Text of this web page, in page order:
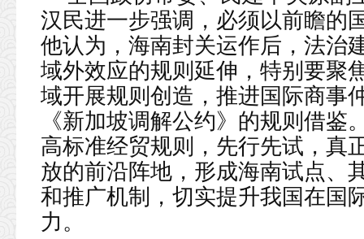
汉民进一步强调，必须以前瞻的
他认为，海南封关运作后，法治
域外效应的规则延伸，特别要聚
域开展规则创造，推进国际商事
《新加坡调解公约》的规则借
高标准经贸规则，先行先试，真
放的前沿阵地，形成海南试点、
和推广机制，切实提升我国在国
力。